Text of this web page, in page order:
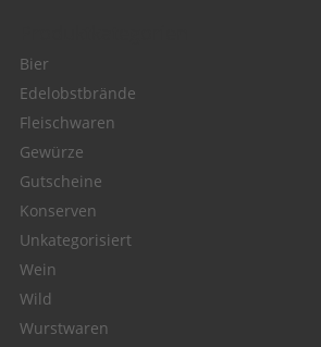
Bier
Edelobstbrände
Fleischwaren
Gewürze
Gutscheine
Konserven
Unkategorisiert
Wein
Wild
Wurstwaren